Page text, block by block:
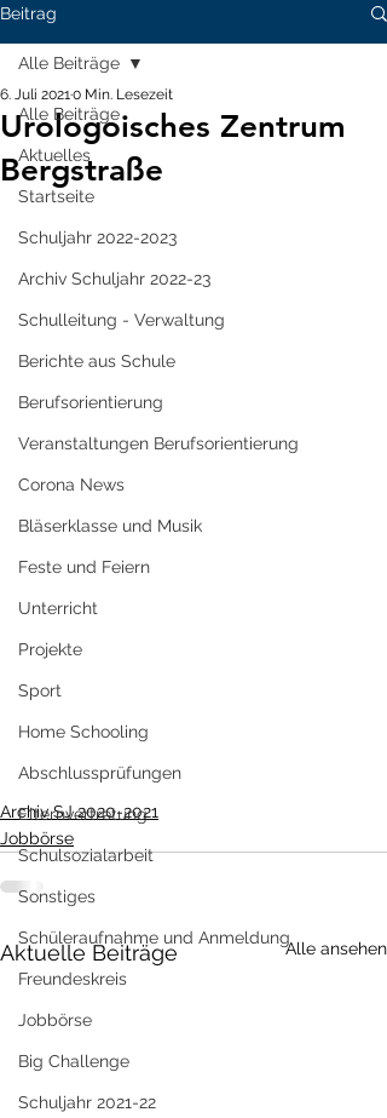
Beitrag
Alle Beiträge
Aktuelles
Startseite
Schuljahr 2022-2023
Archiv Schuljahr 2022-23
Schulleitung - Verwaltung
Berichte aus Schule
Berufsorientierung
Veranstaltungen Berufsorientierung
Corona News
Bläserklasse und Musik
Feste und Feiern
Unterricht
Projekte
Sport
Home Schooling
Abschlussprüfungen
Elternvertretung
Schulsozialarbeit
Sonstiges
Schüleraufnahme und Anmeldung
Freundeskreis
Jobbörse
Big Challenge
Schuljahr 2021-22
Alle Beiträge
Urologoisches Zentrum
Bergstraße
6. Juli 20210 Min. Lesezeit
Archiv SJ 2020-2021
Jobbörse
Aktuelle Beiträge Alle ansehen